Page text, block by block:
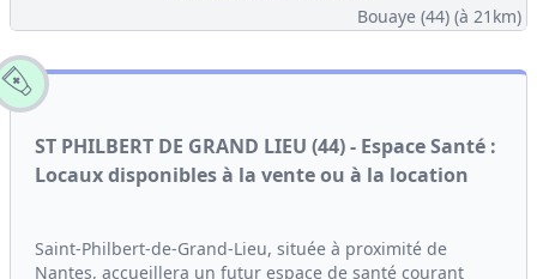
Bouaye (44) (à 21km)
ST PHILBERT DE GRAND LIEU (44) - Espace Santé :
Locaux disponibles à la vente ou à la location
Saint-Philbert-de-Grand-Lieu, située à proximité de
Nantes, accueillera un futur espace de santé courant